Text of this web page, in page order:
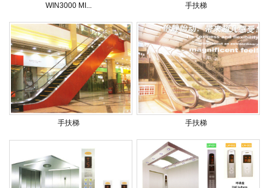
WIN3000 MI... 手扶梯
手扶梯 手扶梯